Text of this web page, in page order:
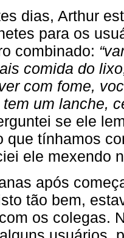
dias, Arthur
para os
combinado:
comida do
com fome,
um lanche,
se ele
que tínhamos
ele mexendo
após
tão bem,
os colegas.